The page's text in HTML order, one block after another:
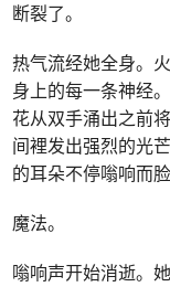
断裂了。
热气流经她全身。
身上的每一条神经
花从双手涌出之前
间裡发出强烈的光
的耳朵不停嗡响而
魔法。
嗡响声开始消逝。